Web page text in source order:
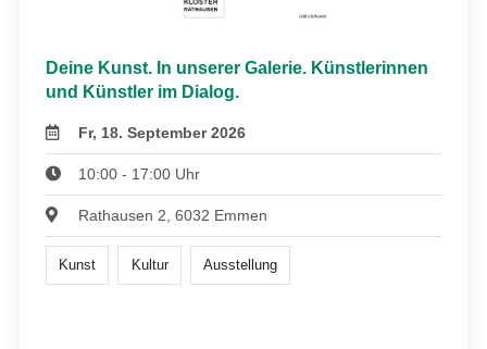
Deine Kunst. In unserer Galerie. Künstlerinnen
und Künstler im Dialog.
Fr, 18. September 2026
10:00 - 17:00 Uhr
Rathausen 2, 6032 Emmen
Kunst Kultur Ausstellung